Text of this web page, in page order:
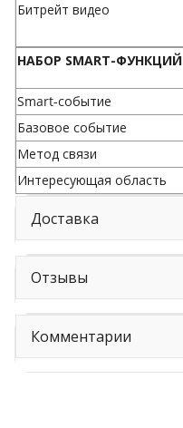
Битрейт видео
НАБОР SMART-ФУНКЦИЙ
Smart-событие
Базовое событие
Метод связи
Интересующая область
Доставка
Отзывы
Комментарии